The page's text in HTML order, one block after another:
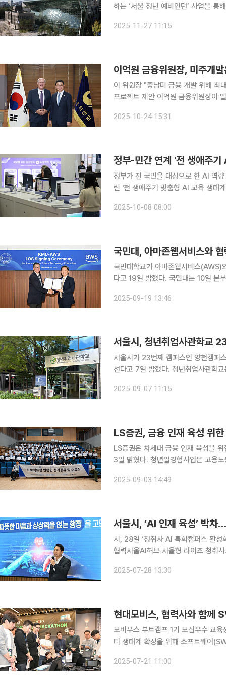
하는 ‘서울 청년 예비인턴’ 사업을 통
27일 커뮤니티하우스 마실에서 첫 사
2025-11-27 11:15
이억원 금융위원장, 미주개
이 위원장 "중남미 금융 개발 위해 최
프로젝트 제안 이억원 금융위원장이 일랑 고우드파잉 미주개발은행(IDB) 총재를 면담하고 '한-중남
털·녹색·인공지능(AI) 등 미래 금융에
2025-10-24 15:31
정부-민간 연계 '전 생애주
정부가 전 국민을 대상으로 한 AI 역
린 '전 생애주기 맞춤형 AI 교육 생태
확정된 6대 국정과제를 통해 초·중·
2025-10-08 08:00
국민대, 아마존웹서비스와
국민대학교가 아마존웹서비스(AWS)
다고 19일 밝혔다. 국민대는 10일 본부관에서 정승렬 총장과 손진식 기획부총장, 제프 크라츠 AWS
열었다. AWS는 2006년 출범 이후
2025-09-19 13:46
서울시, 청년취업사관학교
서울시가 23번째 캠퍼스인 양천캠퍼
선다고 7일 밝혔다. 청년취업사관학교는 2021년 영등포 캠퍼스를 시작으로 현재까지 누적 취업률
를 반영한 3개 과정을 운영해 올해
2025-09-07 11:15
LS증권, 금융 인재 육성 위
LS증권은 차세대 금융 인재 육성을
3일 밝혔다. 청년일경험사업은 고용
트형, 기업탐방형 등이 있다. 이 가운
2025-09-03 14:49
서울시, ‘AI 인재 육성’ 박차
시, 28일 ‘청취사 AI 특화캠퍼스 활
협력서울AI허브‧서울형 라이즈‧청취사로 AI 인력 수요 대응
부터 실전, 산업 융합과정을 아우르는
2025-07-28 13:30
현대모비스, 협력사와 함께
모비우스 부트캠프 1기 모집우수 교육생 협력사 채용 기회 현대
티 생태계 확장을 위해 소프트웨어
2025-07-21 11:00